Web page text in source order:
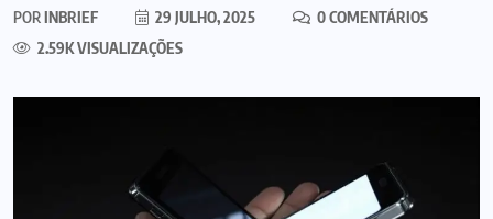
PORINBRIEF 29 JULHO, 2025
0 COMENTÁRIOS
2.59K VISUALIZAÇÕES